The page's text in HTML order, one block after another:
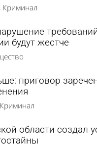
Криминал
будут жестче
приговор
Криминал
области создал